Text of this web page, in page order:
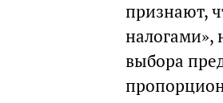
признают,
налогами»,
выбора